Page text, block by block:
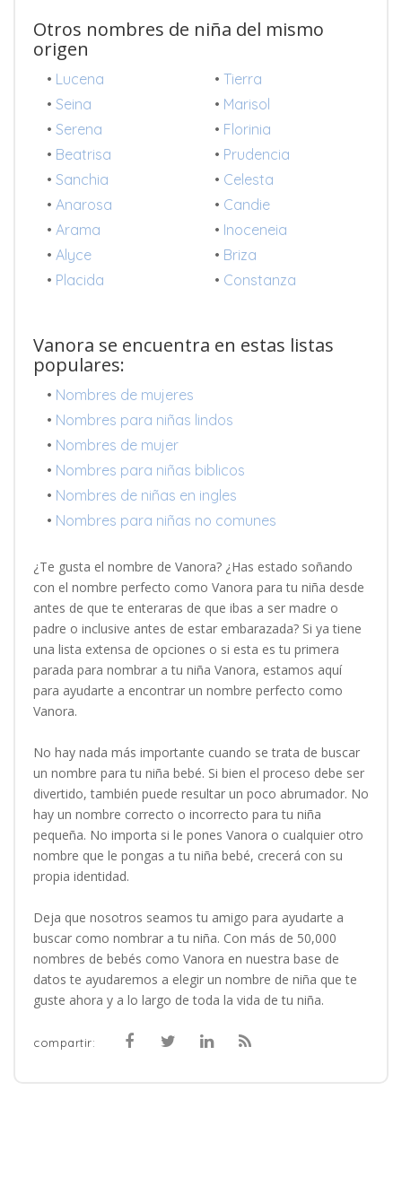
Otros nombres de niña del mismo
origen
• Lucena • Tierra
• Seina • Marisol
• Serena • Florinia
• Beatrisa • Prudencia
• Sanchia • Celesta
• Anarosa • Candie
• Arama • Inoceneia
• Alyce • Briza
• Placida • Constanza
Vanora se encuentra en estas listas
populares:
• Nombres de mujeres
• Nombres para niñas lindos
• Nombres de mujer
• Nombres para niñas biblicos
• Nombres de niñas en ingles
• Nombres para niñas no comunes
¿Te gusta el nombre de Vanora? ¿Has estado soñando
con el nombre perfecto como Vanora para tu niña desde
antes de que te enteraras de que ibas a ser madre o
padre o inclusive antes de estar embarazada? Si ya tiene
una lista extensa de opciones o si esta es tu primera
parada para nombrar a tu niña Vanora, estamos aquí
para ayudarte a encontrar un nombre perfecto como
Vanora.
No hay nada más importante cuando se trata de buscar
un nombre para tu niña bebé. Si bien el proceso debe ser
divertido, también puede resultar un poco abrumador. No
hay un nombre correcto o incorrecto para tu niña
pequeña. No importa si le pones Vanora o cualquier otro
nombre que le pongas a tu niña bebé, crecerá con su
propia identidad.
Deja que nosotros seamos tu amigo para ayudarte a
buscar como nombrar a tu niña. Con más de 50,000
nombres de bebés como Vanora en nuestra base de
datos te ayudaremos a elegir un nombre de niña que te
guste ahora y a lo largo de toda la vida de tu niña.
compartir: